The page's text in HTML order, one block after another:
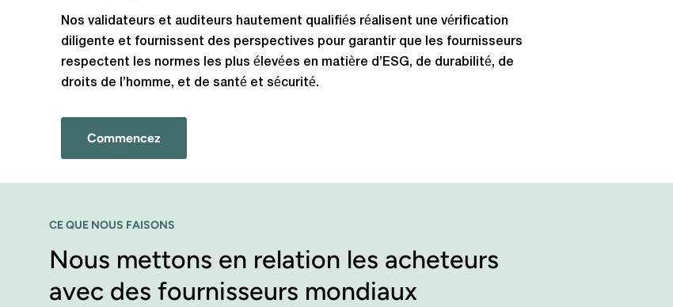
Nos validateurs et auditeurs hautement qualifiés réalisent une vérification
diligente et fournissent des perspectives pour garantir que les fournisseurs
respectent les normes les plus élevées en matière d’ESG, de durabilité, de
droits de l’homme, et de santé et sécurité.
Commencez
CE QUE NOUS FAISONS
Nous mettons en relation les acheteurs
avec des fournisseurs mondiaux